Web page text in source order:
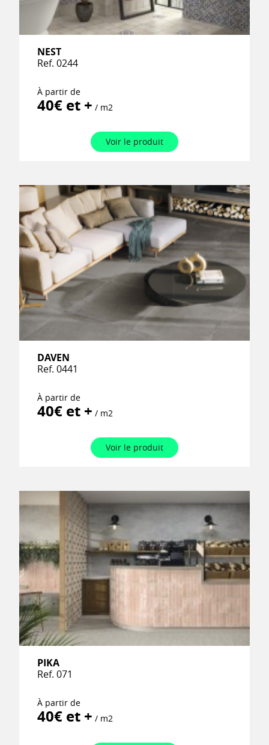
NEST
Ref. 0244
À partir de
40€ et + / m2
Voir le produit
DAVEN
Ref. 0441
À partir de
40€ et + / m2
Voir le produit
PIKA
Ref. 071
À partir de
40€ et + / m2